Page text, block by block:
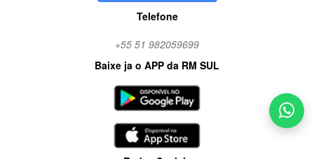
Telefone
+55 51 982059699
Baixe ja o APP da RM SUL